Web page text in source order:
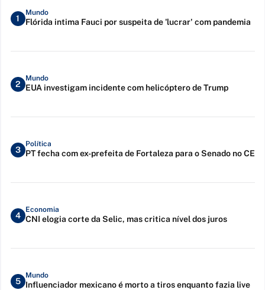
1
Mundo
Flórida intima Fauci por suspeita de 'lucrar' com pandemia
2
Mundo
EUA investigam incidente com helicóptero de Trump
3
Política
PT fecha com ex-prefeita de Fortaleza para o Senado no CE
4
Economia
CNI elogia corte da Selic, mas critica nível dos juros
5
Mundo
Influenciador mexicano é morto a tiros enquanto fazia live